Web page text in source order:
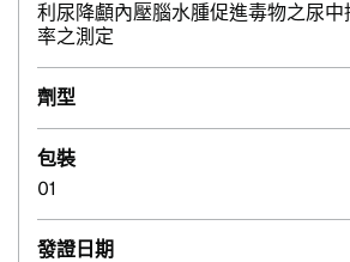
利尿降顱內壓腦水腫促進毒物之尿
率之測定
劑型
包裝
01
發證日期